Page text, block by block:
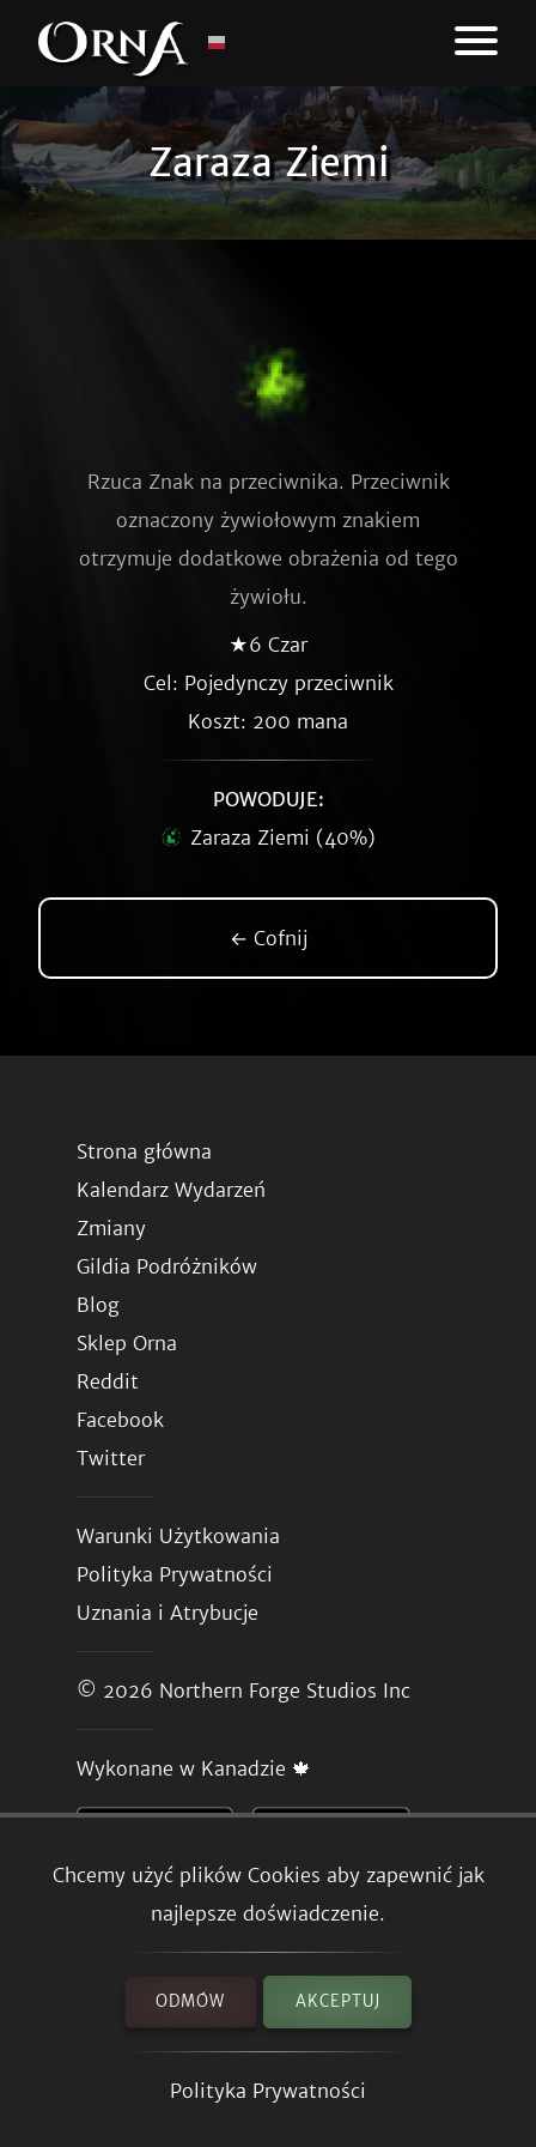
Zaraza Ziemi
Chcemy użyć plików Cookies aby zapewnić jak
najlepsze doświadczenie.
ODMÓW AKCEPTUJ
Polityka Prywatności
Rzuca Znak na przeciwnika. Przeciwnik
oznaczony żywiołowym znakiem
otrzymuje dodatkowe obrażenia od tego
żywiołu.
★6 Czar
Cel: Pojedynczy przeciwnik
Koszt: 200 mana
POWODUJE:
Zaraza Ziemi (40%)
← Cofnij
Strona główna
Kalendarz Wydarzeń
Zmiany
Gildia Podróżników
Blog
Sklep Orna
Reddit
Facebook
Twitter
Warunki Użytkowania
Polityka Prywatności
Uznania i Atrybucje
© 2026 Northern Forge Studios Inc
Wykonane w Kanadzie 🍁